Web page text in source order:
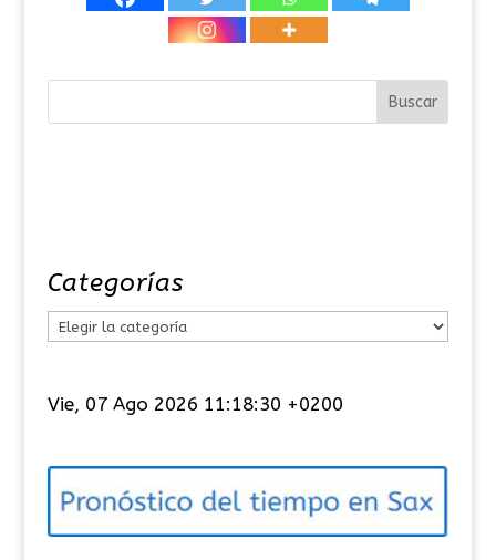
Categorías
e
o
í
Vie, 07 Ago 2026 11:18:30 +0200